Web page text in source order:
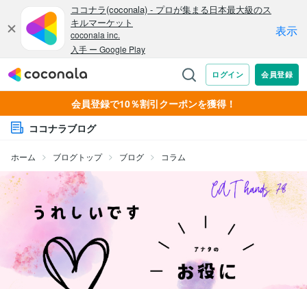
会員登録で10％割引クーポンを獲得！
ココナラブログ
ホーム ブログトップ ブログ コラム